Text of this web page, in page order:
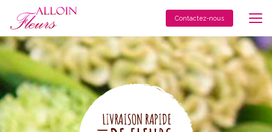
contenu
principal
Contactez-nous